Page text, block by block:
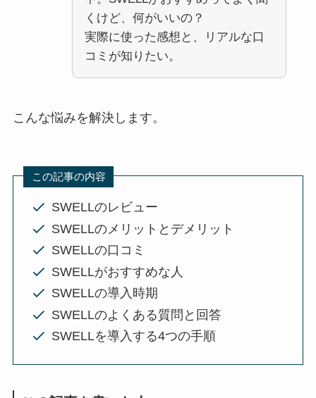
くけど、何がいいの？
実際に使った感想と、リアルな口
コミが知りたい。
こんな悩みを解決します。
この記事の内容
SWELLのレビュー
SWELLのメリットとデメリット
SWELLの口コミ
SWELLがおすすめな人
SWELLの導入時期
SWELLのよくある質問と回答
SWELLを導入する4つの手順